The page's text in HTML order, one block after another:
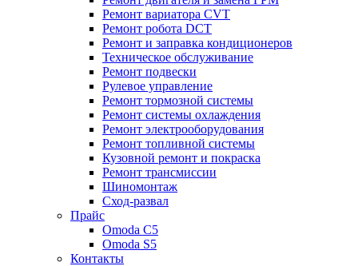
Ремонт вариатора CVT
Ремонт робота DCT
Ремонт и заправка кондиционеров
Техническое обслуживание
Ремонт подвески
Рулевое управление
Ремонт тормозной системы
Ремонт системы охлаждения
Ремонт электрооборудования
Ремонт топливной системы
Кузовной ремонт и покраска
Ремонт трансмиссии
Шиномонтаж
Сход-развал
Прайс
Omoda C5
Omoda S5
Контакты